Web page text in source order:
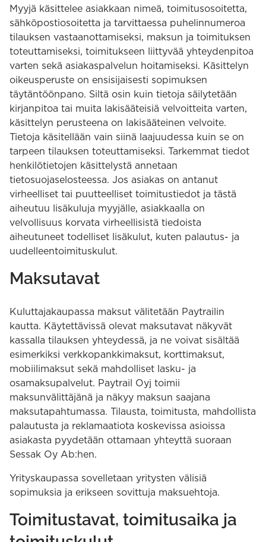
Myyjä käsittelee asiakkaan nimeä, toimitusosoitetta,
sähköpostiosoitetta ja tarvittaessa puhelinnumeroa
tilauksen vastaanottamiseksi, maksun ja toimituksen
toteuttamiseksi, toimitukseen liittyvää yhteydenpitoa
varten sekä asiakaspalvelun hoitamiseksi. Käsittelyn
oikeusperuste on ensisijaisesti sopimuksen
täytäntöönpano. Siltä osin kuin tietoja säilytetään
kirjanpitoa tai muita lakisääteisiä velvoitteita varten,
käsittelyn perusteena on lakisääteinen velvoite.
Tietoja käsitellään vain siinä laajuudessa kuin se on
tarpeen tilauksen toteuttamiseksi. Tarkemmat tiedot
henkilötietojen käsittelystä annetaan
tietosuojaselosteessa. Jos asiakas on antanut
virheelliset tai puutteelliset toimitustiedot ja tästä
aiheutuu lisäkuluja myyjälle, asiakkaalla on
velvollisuus korvata virheellisistä tiedoista
aiheutuneet todelliset lisäkulut, kuten palautus- ja
uudelleentoimituskulut.
Maksutavat
Kuluttajakaupassa maksut välitetään Paytrailin
kautta. Käytettävissä olevat maksutavat näkyvät
kassalla tilauksen yhteydessä, ja ne voivat sisältää
esimerkiksi verkkopankkimaksut, korttimaksut,
mobiilimaksut sekä mahdolliset lasku- ja
osamaksupalvelut. Paytrail Oyj toimii
maksunvälittäjänä ja näkyy maksun saajana
maksutapahtumassa. Tilausta, toimitusta, mahdollista
palautusta ja reklamaatiota koskevissa asioissa
asiakasta pyydetään ottamaan yhteyttä suoraan
Sessak Oy Ab:hen.
Yrityskaupassa sovelletaan yritysten välisiä
sopimuksia ja erikseen sovittuja maksuehtoja.
Toimitustavat, toimitusaika ja